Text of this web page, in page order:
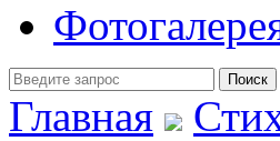
Главная